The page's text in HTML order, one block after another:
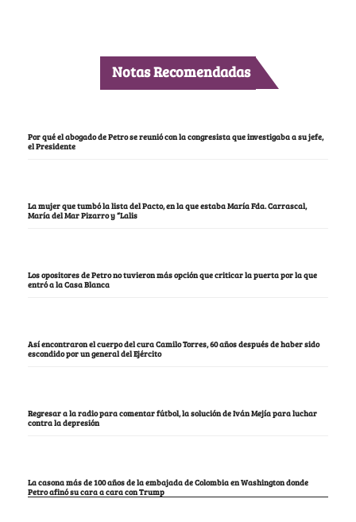
Notas Recomendadas
Por qué el abogado de Petro se reunió con la congresista que investigaba a su jefe,
el Presidente
La mujer que tumbó la lista del Pacto, en la que estaba María Fda. Carrascal,
María del Mar Pizarro y “Lalis
Los opositores de Petro no tuvieron más opción que criticar la puerta por la que
entró a la Casa Blanca
Así encontraron el cuerpo del cura Camilo Torres, 60 años después de haber sido
escondido por un general del Ejército
Regresar a la radio para comentar fútbol, la solución de Iván Mejía para luchar
contra la depresión
La casona más de 100 años de la embajada de Colombia en Washington donde
Petro afinó su cara a cara con Trump